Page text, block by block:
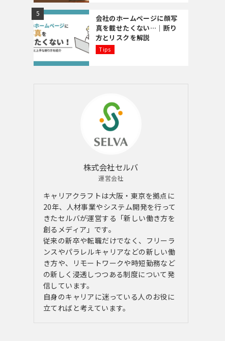
会社のホームページに顔写
真を載せたくない…｜断り
方とリスクを解説
Tips
株式会社セルバ
運営会社
キャリアクラフトは大阪・東京を拠点に
20年、人材事業やシステム開発を行って
きたセルバが運営する「新しい働き方を
創るメディア」です。
従来の新卒や転職だけでなく、フリーラ
ンスやパラレルキャリアなどの新しい働
き方や、リモートワークや時短勤務など
の新しく浸透しつつある制度について発
信しています。
自身のキャリアに迷っている人のお役に
立てればと考えています。